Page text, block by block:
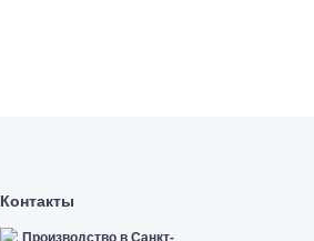
Контакты
Производство в Санкт-